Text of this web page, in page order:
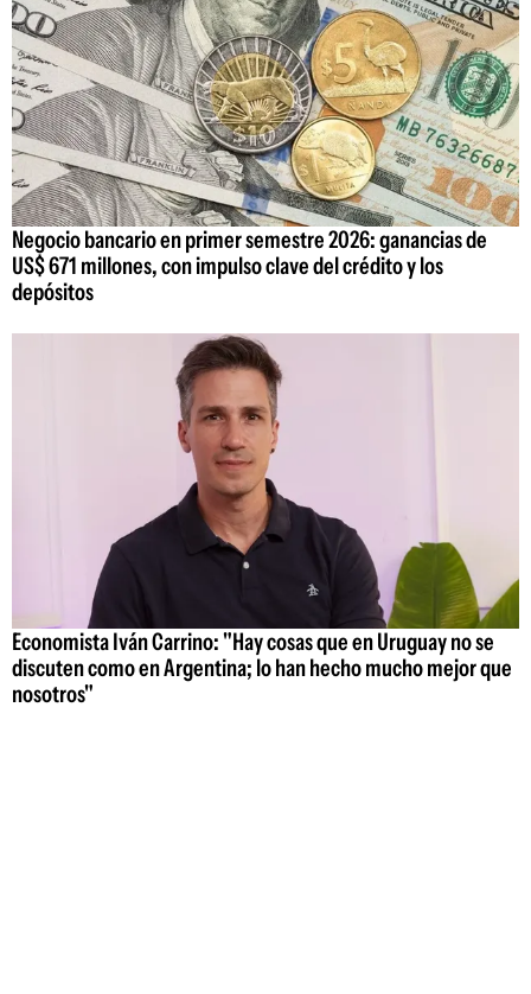
Negocio bancario en primer semestre 2026: ganancias de
US$ 671 millones, con impulso clave del crédito y los
depósitos
Economista Iván Carrino: "Hay cosas que en Uruguay no se
discuten como en Argentina; lo han hecho mucho mejor que
nosotros"